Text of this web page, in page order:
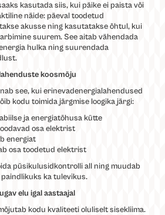
kasutada siis, kui päike ei paista või
näide: päeval toodetud
akusse ning kasutatakse õhtul, kui
suurem. See aitab vähendada
hulka ning suurendada
koosmõju
see, kui erinevadenergialahendused
kodu toimida järgmise loogika järgi:
ja energiatõhusa kütte
osa elektrist
energiat
osa toodetud elektrist
püsikulusidkontrolli all ning muudab
ka tulevikus.
elu igal aastaajal
kodu kvaliteeti oluliselt sisekliima.